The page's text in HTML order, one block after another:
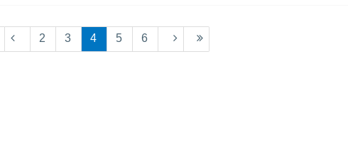
2 3 4 5 6